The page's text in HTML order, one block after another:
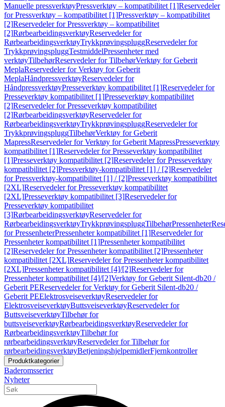
Manuelle pressverktøyPressverktøy – kompatibilitet [1]Reservedeler
for Pressverktøy – kompatibilitet [1]Pressverktøy – kompatibilitet
[2]Reservedeler for Pressverktøy – kompatibilitet
[2]RørbearbeidingsverktøyReservedeler for
RørbearbeidingsverktøyTrykkprøvingspluggReservedeler for
TrykkprøvingspluggTestmiddelPressenheter med
verktøyTilbehørReservedeler for TilbehørVerktøy for Geberit
MeplaReservedeler for Verktøy for Geberit
MeplaHåndpressverktøyReservedeler for
HåndpressverktøyPresseverktøy kompatibilitet [1]Reservedeler for
Presseverktøy kompatibilitet [1]Presseverktøy kompatibilitet
[2]Reservedeler for Presseverktøy kompatibilitet
[2]RørbearbeidingsverktøyReservedeler for
RørbearbeidingsverktøyTrykkprøvingspluggReservedeler for
TrykkprøvingspluggTilbehørVerktøy for Geberit
MapressReservedeler for Verktøy for Geberit MapressPresseverktøy
kompatibilitet [1]Reservedeler for Presseverktøy kompatibilitet
[1]Presseverktøy kompatibilitet [2]Reservedeler for Presseverktøy
kompatibilitet [2]Pressverktøy-kompatibilitet [1] / [2]Reservedeler
for Pressverktøy-kompatibilitet [1] / [2]Presseverktøy kompatibilitet
[2XL]Reservedeler for Presseverktøy kompatibilitet
[2XL]Presseverktøy kompatibilitet [3]Reservedeler for
Presseverktøy kompatibilitet
[3]RørbearbeidingsverktøyReservedeler for
RørbearbeidingsverktøyTrykkprøvingspluggTilbehørPressenheter
for PressenheterPressenheter kompatibilitet [1]Reservedeler for
Pressenheter kompatibilitet [1]Pressenheter kompatibilitet
[2]Reservedeler for Pressenheter kompatibilitet [2]Pressenheter
kompatibilitet [2XL]Reservedeler for Pressenheter kompatibilitet
[2XL]Pressenheter kompatibilitet [4]/[2]Reservedeler for
Pressenheter kompatibilitet [4]/[2]Verktøy for Geberit Silent-db20 /
Geberit PEReservedeler for Verktøy for Geberit Silent-db20 /
Geberit PEElektrosveiseverktøyReservedeler for
ElektrosveiseverktøyButtsveiseverktøyReservedeler for
ButtsveiseverktøyTilbehør for
buttsveiseverktøyRørbearbeidingsverktøyReservedeler for
RørbearbeidingsverktøyTilbehør for
rørbearbeidingsverktøyReservedeler for Tilbehør for
rørbearbeidingsverktøyBetjeningshjelpemidlerFjernkontroller
Produktkategorier
Baderomsserier
Nyheter